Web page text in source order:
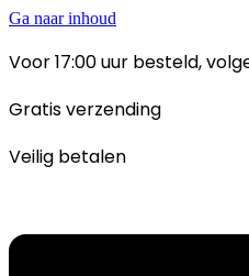
Ga naar inhoud
Voor 17:00 uur besteld,
Gratis verzending
Veilig betalen